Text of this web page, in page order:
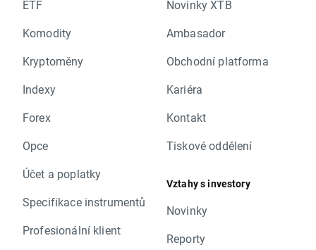
ETF
Komodity
Kryptoměny
Indexy
Forex
Opce
Účet a poplatky
Specifikace instrumentů
Profesionální klient
Novinky XTB
Ambasador
Obchodní platforma
Kariéra
Kontakt
Tiskové oddělení
Vztahy s investory
Novinky
Reporty